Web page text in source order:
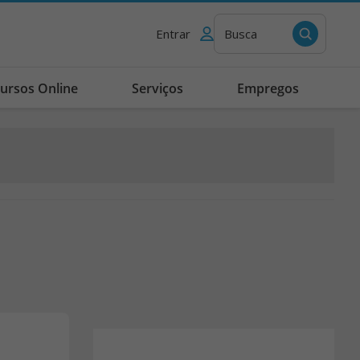
Entrar Busca
Online Serviços Empregos